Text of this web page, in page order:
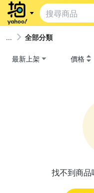
全部分類
最新上架 價格
找不到商品